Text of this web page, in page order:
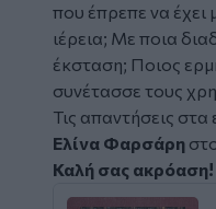
που έπρεπε να έχει
ιέρεια; Με ποια
έκσταση; Ποιος
συνέτασσε τους
Τις απαντήσεις
Ελίνα Φαρσάρη
Καλή σας ακρόαση!
Embed